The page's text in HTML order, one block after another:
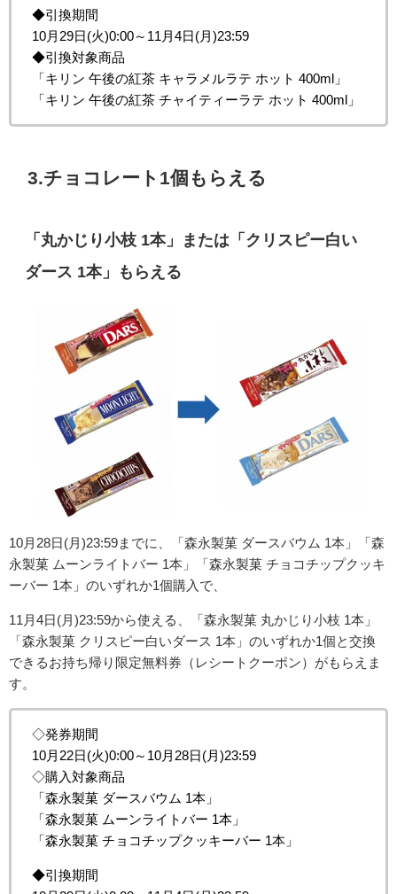
◆引換期間
10月29日(火)0:00～11月4日(月)23:59
◆引換対象商品
「キリン 午後の紅茶 キャラメルラテ ホット 400ml」
「キリン 午後の紅茶 チャイティーラテ ホット 400ml」
3.チョコレート1個もらえる
「丸かじり小枝 1本」または「クリスピー白い
ダース 1本」もらえる
10月28日(月)23:59までに、「森永製菓 ダースバウム 1本」「森
永製菓 ムーンライトバー 1本」「森永製菓 チョコチップクッキ
ーバー 1本」のいずれか1個購入で、
11月4日(月)23:59から使える、「森永製菓 丸かじり小枝 1本」
「森永製菓 クリスピー白いダース 1本」のいずれか1個と交換
できる お持ち帰り限定無料券（レシートクーポン）がもらえま
す。
◇発券期間
10月22日(火)0:00～10月28日(月)23:59
◇購入対象商品
「森永製菓 ダースバウム 1本」
「森永製菓 ムーンライトバー 1本」
「森永製菓 チョコチップクッキーバー 1本」
◆引換期間